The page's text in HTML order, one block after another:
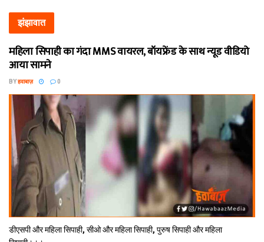
झंझावात
महिला सिपाही का गंदा MMS वायरल, बॉयफ्रेंड के साथ न्यूड वीडियो
आया सामने
BYहवाबाज़ 0
डीएसपी और महिला सिपाही, सीओ और महिला सिपाही, पुरुष सिपाही और महिला